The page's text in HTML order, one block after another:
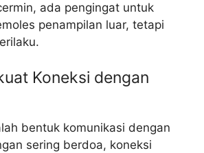
ada pengingat untuk
penampilan luar, tetapi
Koneksi dengan
bentuk komunikasi dengan
sering berdoa, koneksi